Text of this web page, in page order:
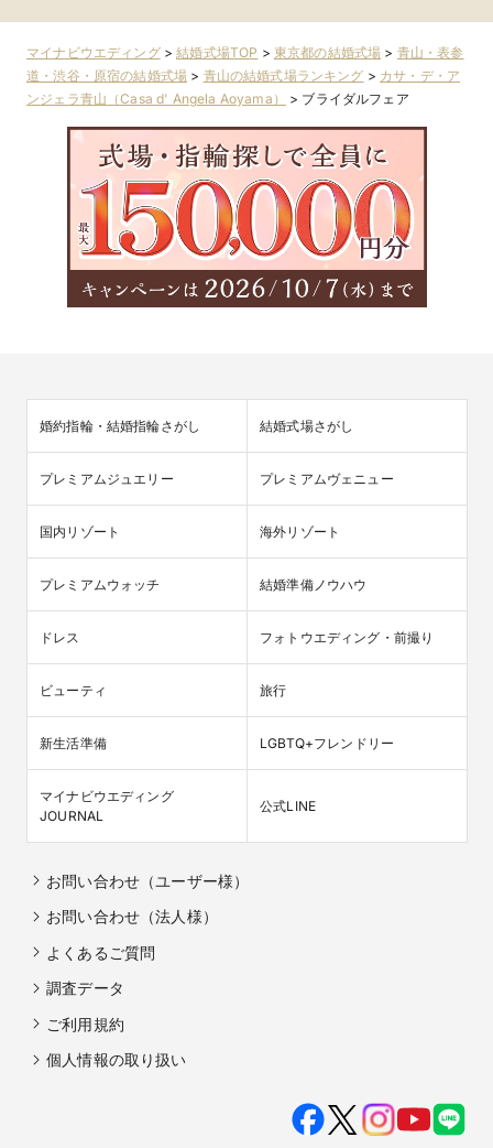
マイナビウエディング>結婚式場TOP > 東京都の結婚式場 > 青山・表参
道・渋谷・原宿の結婚式場 > 青山の結婚式場ランキング > カサ・デ・ア
ンジェラ青山（Casa d' Angela Aoyama）
> ブライダルフェア
婚約指輪・結婚指輪さがし 結婚式場さがし
プレミアムジュエリー プレミアムヴェニュー
国内リゾート 海外リゾート
プレミアムウォッチ 結婚準備ノウハウ
ドレス フォトウエディング・前撮り
ビューティ 旅行
新生活準備 LGBTQ+フレンドリー
マイナビウエディング
JOURNAL
公式LINE
お問い合わせ（ユーザー様）
お問い合わせ（法人様）
よくあるご質問
調査データ
ご利用規約
個人情報の取り扱い